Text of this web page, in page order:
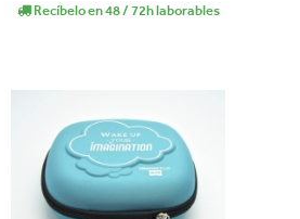
Recíbelo en 48 / 72h laborables